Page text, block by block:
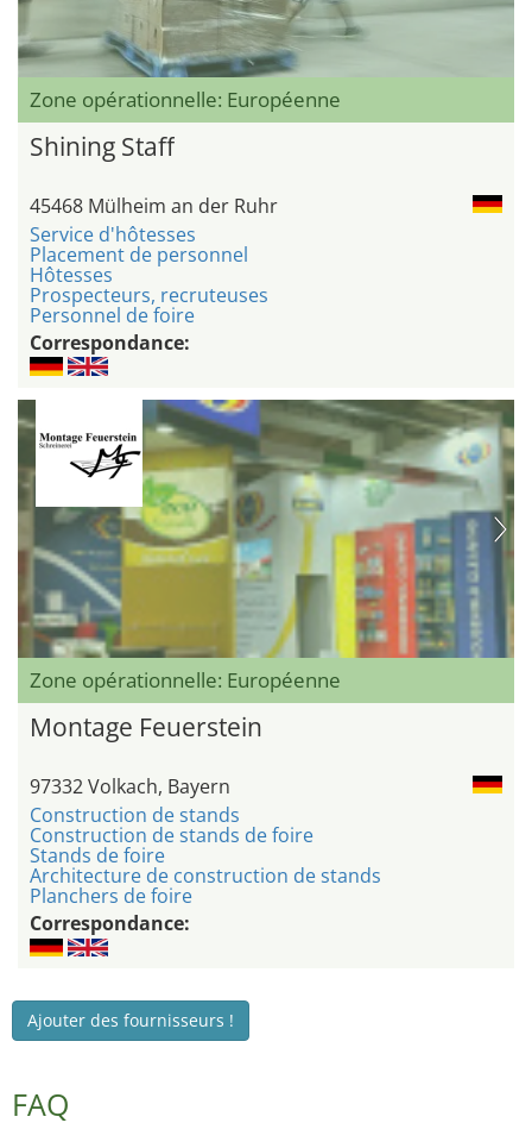
Zone opérationnelle: Européenne
Shining Staff
45468 Mülheim an der Ruhr
Service d'hôtesses
Placement de personnel
Hôtesses
Prospecteurs, recruteuses
Personnel de foire
Correspondance:
Zone opérationnelle: Européenne
Montage Feuerstein
97332 Volkach, Bayern
Construction de stands
Construction de stands de foire
Stands de foire
Architecture de construction de stands
Planchers de foire
Correspondance:
Ajouter des fournisseurs !
FAQ